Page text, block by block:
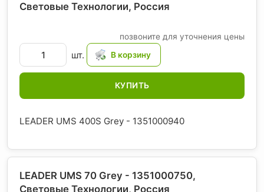
Световые Технологии, Россия
позвоните для уточнения цены
шт.
КУПИТЬ
LEADER UMS 400S Grey - 1351000940
LEADER UMS 70 Grey - 1351000750,
Световые Технологии, Россия